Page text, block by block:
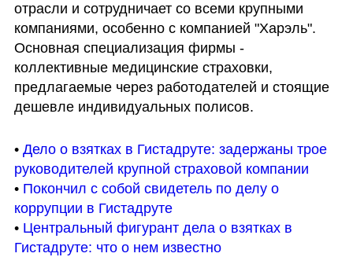
отрасли и сотрудничает со всеми крупными
компаниями, особенно с компанией "Харэль".
Основная специализация фирмы -
коллективные медицинские страховки,
предлагаемые через работодателей и стоящие
дешевле индивидуальных полисов.
• Дело о взятках в Гистадруте: задержаны трое
руководителей крупной страховой компании
• Покончил с собой свидетель по делу о
коррупции в Гистадруте
• Центральный фигурант дела о взятках в
Гистадруте: что о нем известно